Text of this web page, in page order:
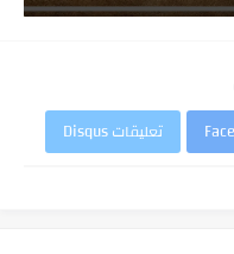
تعليقات Disqus